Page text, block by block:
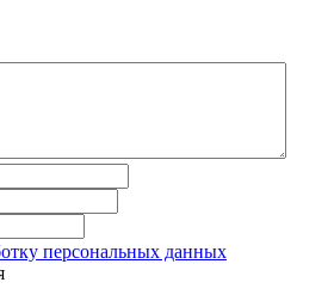
персональных данных